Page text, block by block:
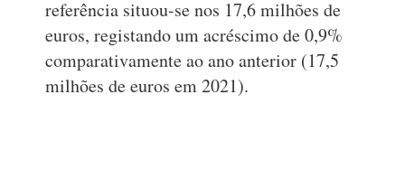
referência situou-se nos 17,6 milhões de
euros, registando um acréscimo de 0,9%
comparativamente ao ano anterior (17,5
milhões de euros em 2021).